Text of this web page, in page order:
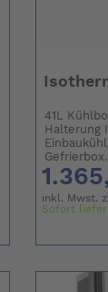
41L
Halterung
inkl. Mwst.
Sofort